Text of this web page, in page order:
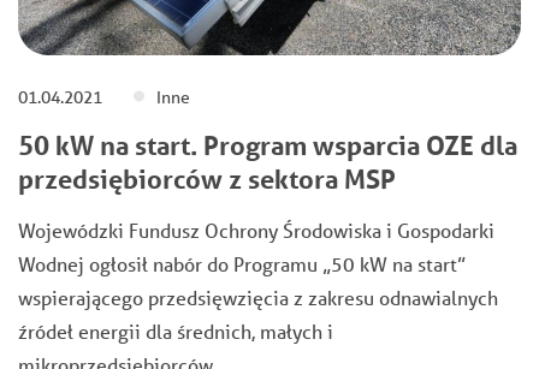
01.04.2021 Inne
50 kW na start. Program wsparcia OZE dla
przedsiębiorców z sektora MSP
Wojewódzki Fundusz Ochrony Środowiska i Gospodarki
Wodnej ogłosił nabór do Programu „50 kW na start”
wspierającego przedsięwzięcia z zakresu odnawialnych
źródeł energii dla średnich, małych i